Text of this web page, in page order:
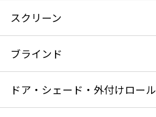
スクリーン
ブラインド
ドア・シェード・外付けロール